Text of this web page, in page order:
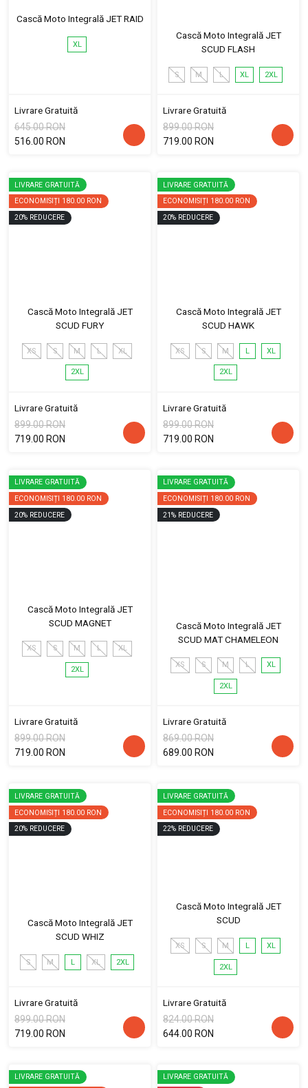
Cască Moto Integrală JET RAID
XL
Livrare Gratuită
645.00 RON
516.00 RON
Cască Moto Integrală JET
SCUD FLASH
S M L XL 2XL
Livrare Gratuită
899.00 RON
719.00 RON
LIVRARE GRATUITĂ
ECONOMISIȚI 180.00 RON
20% REDUCERE
Cască Moto Integrală JET
SCUD FURY
XS S M L XL
2XL
Livrare Gratuită
899.00 RON
719.00 RON
LIVRARE GRATUITĂ
ECONOMISIȚI 180.00 RON
20% REDUCERE
Cască Moto Integrală JET
SCUD HAWK
XS S M L XL
2XL
Livrare Gratuită
899.00 RON
719.00 RON
LIVRARE GRATUITĂ
ECONOMISIȚI 180.00 RON
20% REDUCERE
Cască Moto Integrală JET
SCUD MAGNET
XS S M L XL
2XL
Livrare Gratuită
899.00 RON
719.00 RON
LIVRARE GRATUITĂ
ECONOMISIȚI 180.00 RON
21% REDUCERE
Cască Moto Integrală JET
SCUD MAT CHAMELEON
XS S M L XL
2XL
Livrare Gratuită
869.00 RON
689.00 RON
LIVRARE GRATUITĂ
ECONOMISIȚI 180.00 RON
20% REDUCERE
Cască Moto Integrală JET
SCUD WHIZ
S M L XL 2XL
Livrare Gratuită
899.00 RON
719.00 RON
LIVRARE GRATUITĂ
ECONOMISIȚI 180.00 RON
22% REDUCERE
Cască Moto Integrală JET
SCUD
XS S M L XL
2XL
Livrare Gratuită
824.00 RON
644.00 RON
LIVRARE GRATUITĂ
LIVRARE GRATUITĂ